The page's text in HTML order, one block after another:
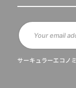
サーキュラーエコノ